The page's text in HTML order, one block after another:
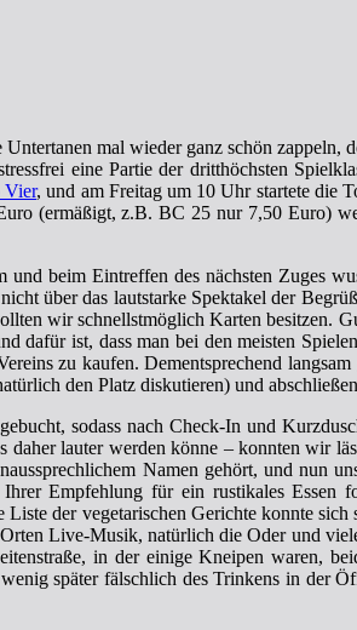
mal wieder ganz schön zappeln,
eine Partie der dritthöchsten
Vier, und am Freitag um 10 Uhr startete die
(ermäßigt, z.B. BC 25 nur 7,50 Euro)
beim Eintreffen des nächsten Zuges
über das lautstarke Spektakel der
wir schnellstmöglich Karten besitzen.
ist, dass man bei den meisten
zu kaufen. Dementsprechend
den Platz diskutieren) und
sodass nach Check-In und
daher lauter werden könne – konnten wir
Namen gehört, und nun
Empfehlung für ein rustikales Essen
der vegetarischen Gerichte konnte sich
Live-Musik, natürlich die Oder und
in der einige Kneipen waren,
später fälschlich des Trinkens in der